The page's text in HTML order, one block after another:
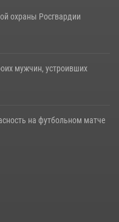
охраны Росгвардии
мужчин, устроивших
на футбольном матче